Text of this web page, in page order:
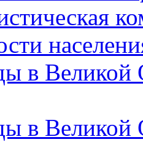
в Великой
в Великой